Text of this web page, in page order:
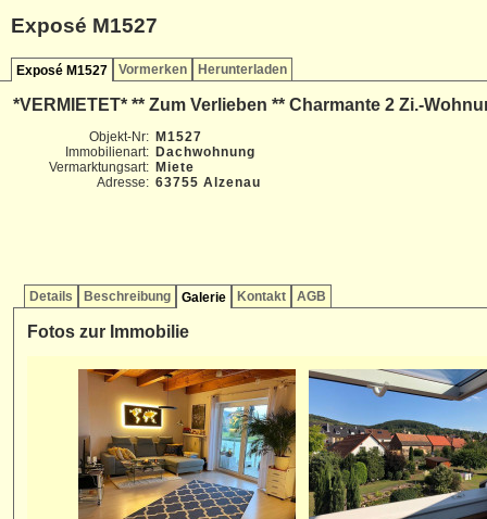
Exposé M1527
Exposé M1527 Vormerken Herunterladen
*VERMIETET* ** Zum Verlieben ** Charmante 2 Zi.-
Objekt-Nr: M1527
Immobilienart: Dachwohnung
Vermarktungsart: Miete
Adresse: 63755 Alzenau
Details Beschreibung Galerie Kontakt AGB
Fotos zur Immobilie